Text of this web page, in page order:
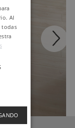
Al
todas